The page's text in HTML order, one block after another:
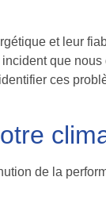
et leur
que
ces
de la